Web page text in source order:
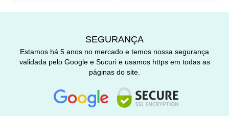
SEGURANÇA
Estamos há 5 anos no mercado e temos nossa segurança
validada pelo Google e Sucuri e usamos https em todas as
páginas do site.